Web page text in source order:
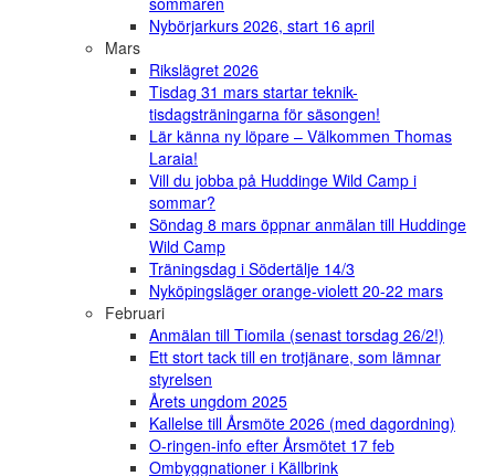
Nybörjarkurs 2026, start 16 april
Mars
Rikslägret 2026
Tisdag 31 mars startar teknik-
tisdagsträningarna för säsongen!
Lär känna ny löpare – Välkommen Thomas
Laraia!
Vill du jobba på Huddinge Wild Camp i
sommar?
Söndag 8 mars öppnar anmälan till Huddinge
Wild Camp
Träningsdag i Södertälje 14/3
Nyköpingsläger orange-violett 20-22 mars
Februari
Anmälan till Tiomila (senast torsdag 26/2!)
Ett stort tack till en trotjänare, som lämnar
styrelsen
Årets ungdom 2025
Kallelse till Årsmöte 2026 (med dagordning)
O-ringen-info efter Årsmötet 17 feb
Ombyggnationer i Källbrink